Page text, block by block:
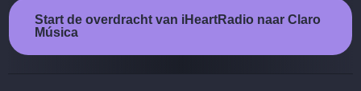
Start de overdracht van iHeartRadio naar Claro
Música